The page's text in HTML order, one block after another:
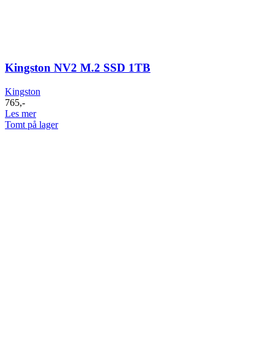
Kingston NV2 M.2 SSD 1TB
Kingston
765,-
Les mer
Tomt på lager